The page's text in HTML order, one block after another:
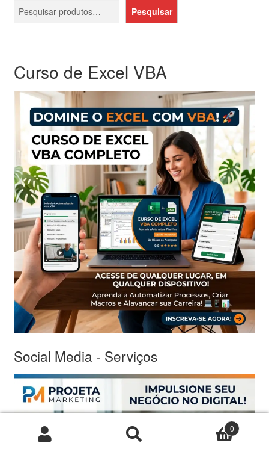
Pesquisar
Curso de Excel VBA
Social Media - Serviços
Pesquisar
Pesquisar
0